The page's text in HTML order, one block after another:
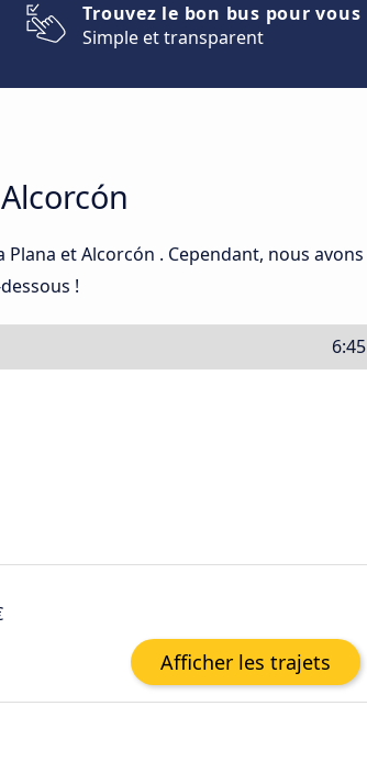
Trouvez le bon bus pour vous
Simple et transparent
et Alcorcón . Cependant, nous avons
!
6:45
Afficher les trajets